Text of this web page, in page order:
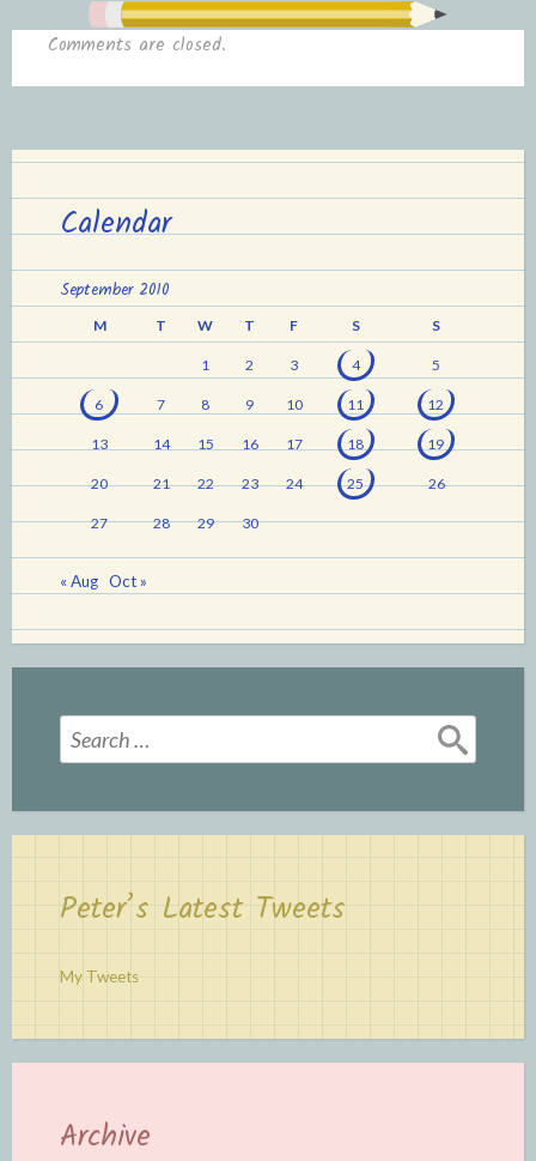
Comments are closed.
Calendar
September 2010
M T W T F S S
1 2 3 4 5
6 7 8 9 10 11 12
13 14 15 16 17 18 19
20 21 22 23 24 25 26
27 28 29 30
« Aug Oct »
Search
for:
Peter’s Latest Tweets
My Tweets
Archive